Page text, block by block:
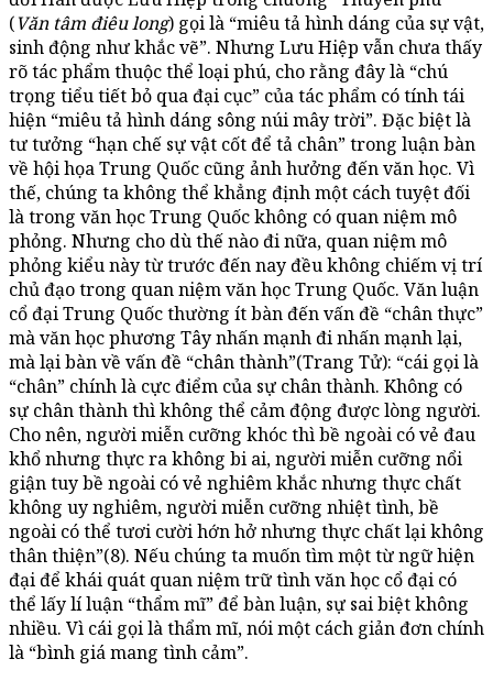
(Văn tâm điêu long) gọi là “miêu tả hình dáng của sự vật,
sinh động như khắc vẽ”. Nhưng Lưu Hiệp vẫn chưa thấy
rõ tác phẩm thuộc thể loại phú, cho rằng đây là “chú
trọng tiểu tiết bỏ qua đại cục” của tác phẩm có tính tái
hiện “miêu tả hình dáng sông núi mây trời”. Đặc biệt là
tư tưởng “hạn chế sự vật cốt để tả chân” trong luận bàn
về hội họa Trung Quốc cũng ảnh hưởng đến văn học. Vì
thế, chúng ta không thể khẳng định một cách tuyệt đối
là trong văn học Trung Quốc không có quan niệm mô
phỏng. Nhưng cho dù thế nào đi nữa, quan niệm mô
phỏng kiểu này từ trước đến nay đều không chiếm vị trí
chủ đạo trong quan niệm văn học Trung Quốc. Văn luận
cổ đại Trung Quốc thường ít bàn đến vấn đề “chân thực”
mà văn học phương Tây nhấn mạnh đi nhấn mạnh lại,
mà lại bàn về vấn đề “chân thành”(Trang Tử): “cái gọi là
“chân” chính là cực điểm của sự chân thành. Không có
sự chân thành thì không thể cảm động được lòng người.
Cho nên, người miễn cưỡng khóc thì bề ngoài có vẻ đau
khổ nhưng thực ra không bi ai, người miễn cưỡng nổi
giận tuy bề ngoài có vẻ nghiêm khắc nhưng thực chất
không uy nghiêm, người miễn cưỡng nhiệt tình, bề
ngoài có thể tươi cười hớn hở nhưng thực chất lại không
thân thiện”(8). Nếu chúng ta muốn tìm một từ ngữ hiện
đại để khái quát quan niệm trữ tình văn học cổ đại có
thể lấy lí luận “thẩm mĩ” để bàn luận, sự sai biệt không
nhiều. Vì cái gọi là thẩm mĩ, nói một cách giản đơn chính
là “bình giá mang tình cảm”.